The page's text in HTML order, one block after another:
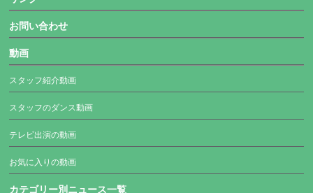
お問い合わせ
動画
スタッフ紹介動画
スタッフのダンス動画
テレビ出演の動画
お気に入りの動画
カテゴリー別ニュース一覧